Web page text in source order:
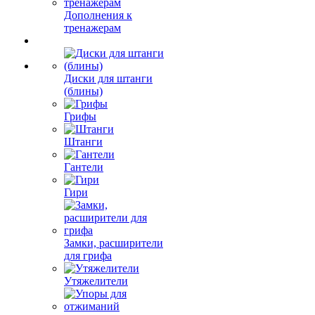
Дополнения к
тренажерам
Диски для штанги
(блины)
Грифы
Штанги
Гантели
Гири
Замки, расширители
для грифа
Утяжелители